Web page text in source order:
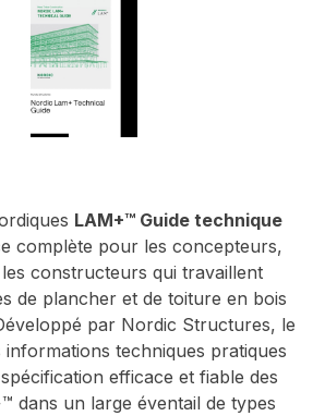
en bois.
de
confiance et
votre
grâce à des
en ligne, des
connaissance
les dirigeants qui
la direction
et la
les offres
actuelles et les
de
de
au sein de notre
multidisciplinaire.
LAM+™ Guide technique
complète pour les concepteurs,
constructeurs qui travaillent
de plancher et de toiture en bois
par Nordic Structures, le
techniques pratiques
efficace et fiable des
dans un large éventail de types